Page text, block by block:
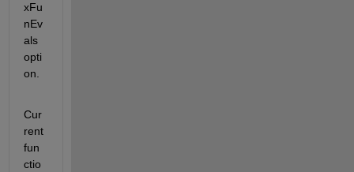
xFu
nEv
als
opti
on.
Cur
rent
fun
ctio